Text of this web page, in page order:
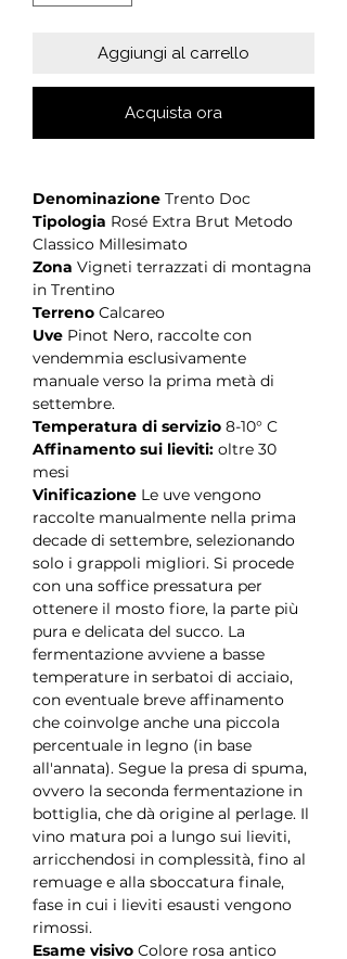
Aggiungi al carrello
Acquista ora
Denominazione Trento Doc
Tipologia Rosé Extra Brut Metodo
Classico Millesimato
Zona Vigneti terrazzati di montagna
in Trentino
Terreno Calcareo
Uve Pinot Nero, raccolte con
vendemmia esclusivamente
manuale verso la prima metà di
settembre.
Temperatura di servizio 8-10° C
Affinamento sui lieviti: oltre 30
mesi
Vinificazione Le uve vengono
raccolte manualmente nella prima
decade di settembre, selezionando
solo i grappoli migliori. Si procede
con una soffice pressatura per
ottenere il mosto fiore, la parte più
pura e delicata del succo. La
fermentazione avviene a basse
temperature in serbatoi di acciaio,
con eventuale breve affinamento
che coinvolge anche una piccola
percentuale in legno (in base
all'annata). Segue la presa di spuma,
ovvero la seconda fermentazione in
bottiglia, che dà origine al perlage. Il
vino matura poi a lungo sui lieviti,
arricchendosi in complessità, fino al
remuage e alla sboccatura finale,
fase in cui i lieviti esausti vengono
rimossi.
Esame visivo Colore rosa antico